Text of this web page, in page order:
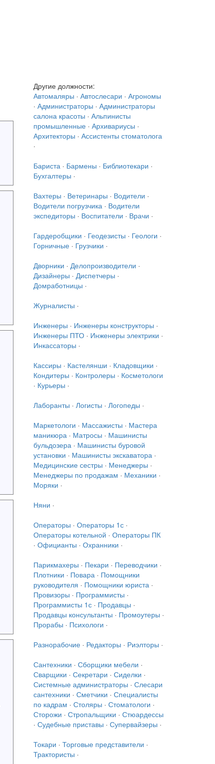
Другие должности:
Автомаляры · Автослесари · Агрономы
· Администраторы · Администраторы
салона красоты · Альпинисты
промышленные· Архивариусы ·
Архитекторы · Ассистенты стоматолога
·
Бариста· Бармены · Библиотекари ·
Бухгалтеры ·
Вахтеры · Ветеринары · Водители ·
Водители погрузчика· Водители
экспедиторы · Воспитатели · Врачи ·
Гардеробщики · Геодезисты · Геологи ·
Горничные· Грузчики ·
Дворники · Делопроизводители ·
Дизайнеры · Диспетчеры ·
Домработницы ·
Журналисты ·
Инженеры · Инженеры конструкторы ·
Инженеры ПТО· Инженеры электрики ·
Инкассаторы ·
Кассиры · Кастелянши · Кладовщики ·
Кондитеры · Контролеры · Косметологи
· Курьеры ·
Лаборанты · Логисты · Логопеды ·
Маркетологи · Массажисты · Мастера
маникюра· Матросы · Машинисты
бульдозера· Машинисты буровой
установки · Машинисты экскаватора·
Медицинские сестры · Менеджеры ·
Менеджеры по продажам · Механики ·
Моряки ·
Няни ·
Операторы · Операторы 1с·
Операторы котельной · Операторы ПК
· Официанты · Охранники ·
Парикмахеры · Пекари · Переводчики ·
Плотники · Повара· Помощники
руководителя · Помощники юриста·
Провизоры · Программисты ·
Программисты 1с· Продавцы ·
Продавцы консультанты · Промоутеры ·
Прорабы · Психологи ·
Разнорабочие· Редакторы · Риэлторы ·
Сантехники · Сборщики мебели ·
Сварщики · Секретари · Сиделки ·
Системные администраторы · Слесари
сантехники · Сметчики · Специалисты
по кадрам · Столяры · Стоматологи ·
Сторожи · Стропальщики · Стюардессы
· Судебные приставы · Супервайзеры ·
Токари · Торговые представители ·
Трактористы ·